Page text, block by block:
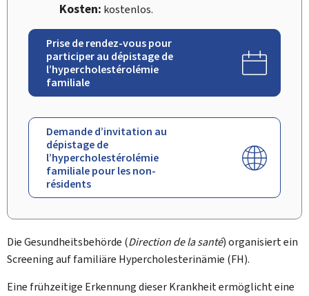
Kosten: kostenlos.
Prise de rendez-vous pour
participer au dépistage de
l’hypercholestérolémie
familiale
Demande d’invitation au
dépistage de
l’hypercholestérolémie
familiale pour les non-
résidents
Die Gesundheitsbehörde (Direction de la santé) organisiert ein
Screening auf familiäre Hypercholesterinämie (FH).
Eine frühzeitige Erkennung dieser Krankheit ermöglicht eine